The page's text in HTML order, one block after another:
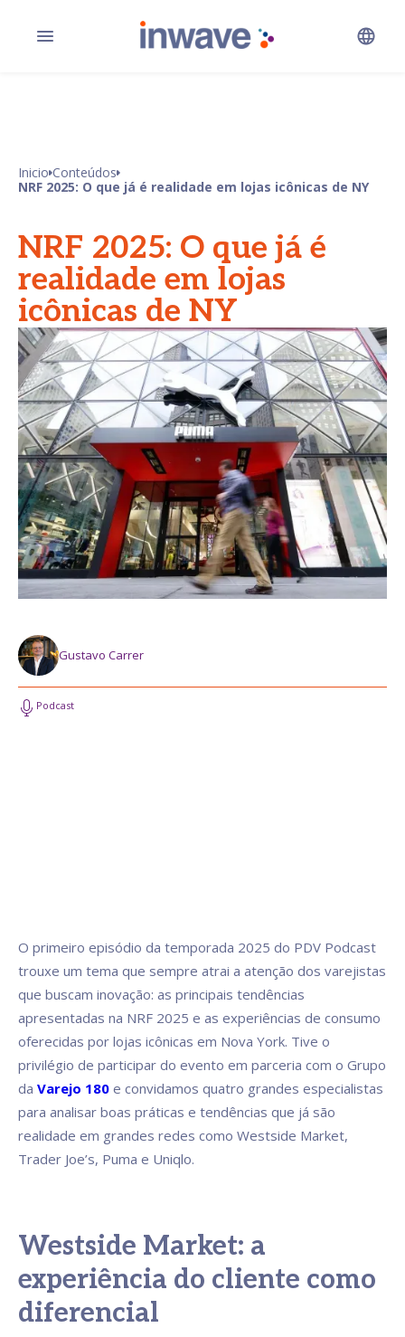
Inicio Conteúdos
NRF 2025: O que já é realidade em lojas icônicas de NY
NRF 2025: O que já é
realidade em lojas
icônicas de NY
Gustavo Carrer
Podcast
O primeiro episódio da temporada 2025 do PDV Podcast
trouxe um tema que sempre atrai a atenção dos varejistas
que buscam inovação: as principais tendências
apresentadas na NRF 2025 e as experiências de consumo
oferecidas por lojas icônicas em Nova York. Tive o
privilégio de participar do evento em parceria com o Grupo
da Varejo 180 e convidamos quatro grandes especialistas
para analisar boas práticas e tendências que já são
realidade em grandes redes como Westside Market,
Trader Joe’s, Puma e Uniqlo.
Westside Market: a
experiência do cliente como
diferencial